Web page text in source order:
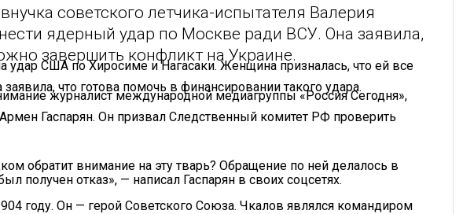
советского летчика-испытателя Валерия
ядерный удар по Москве ради ВСУ. Она заявила,
завершить конфликт на Украине.
удар США по Хиросиме и Нагасаки. Женщина призналась, что ей все
что готова помочь в финансировании такого удара.
журналист международной медиагруппы «Россия Сегодня»,
Гаспарян. Он призвал Следственный комитет РФ проверить
обратит внимание на эту тварь? Обращение по ней делалось в
получен отказ», — написал Гаспарян в своих соцсетях.
году. Он — герой Советского Союза. Чкалов являлся командиром